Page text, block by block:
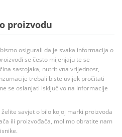
proizvodu
osigurali da je svaka informacija o
se često mijenjaju te se
sastojaka, nutritivna vrijednost,
trebali biste uvijek pročitati
se oslanjati isključivo na informacije
savjet o bilo kojoj marki proizvoda
ili proizvođača, molimo obratite nam